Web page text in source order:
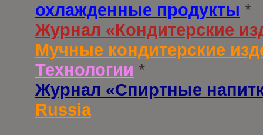
охлажденные продукты *
Журнал «Кондитерские
Мучные кондитерские
Технологии *
Журнал «Спиртные
Russia